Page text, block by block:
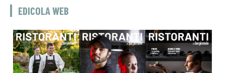
EDICOLA WEB